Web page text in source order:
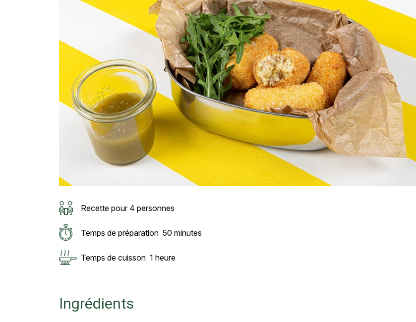
Recette pour 4 personnes
Temps de préparation 50 minutes
Temps de cuisson 1 heure
Ingrédients